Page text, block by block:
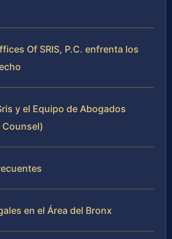
Of SRIS, P.C. enfrenta los
y el Equipo de Abogados
en el Área del Bronx